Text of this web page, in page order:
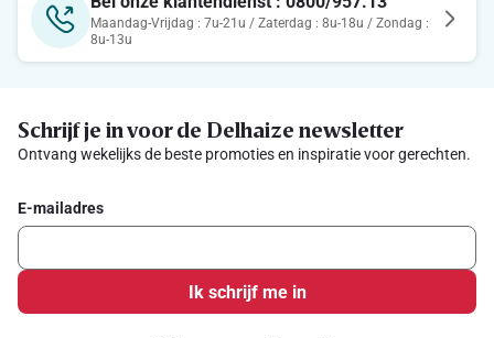
Maandag-Vrijdag : 7u-21u / Zaterdag : 8u-18u / Zondag :
8u-13u
Schrijf je in voor de Delhaize newsletter
Ontvang wekelijks de beste promoties en inspiratie voor gerechten.
E-mailadres
Ik schrijf me in